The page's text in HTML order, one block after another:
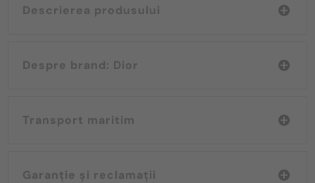
Descrierea produsului
Despre brand: Dior
Transport maritim
Garanție și reclamații